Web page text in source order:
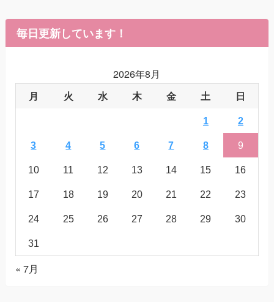
毎日更新しています！
2026年8月
月 火 水 木 金 土 日
1 2
3 4 5 6 7 8 9
10 11 12 13 14 15 16
17 18 19 20 21 22 23
24 25 26 27 28 29 30
31
« 7月